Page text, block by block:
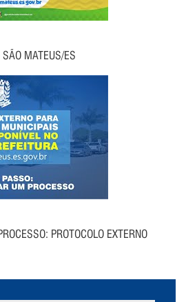
MATEUS/ES
PROTOCOLO EXTERNO